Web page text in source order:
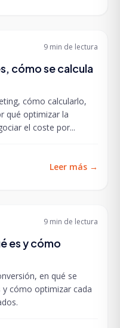
9 min de lectura
cómo se calcula
cómo calcularlo,
qué optimizar la
el coste por...
Leer más →
9 min de lectura
es y cómo
en qué se
y cómo optimizar cada